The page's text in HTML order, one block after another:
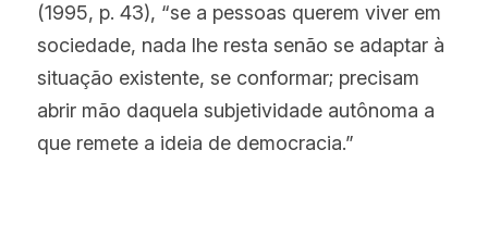
(1995, p. 43), “se a pessoas querem viver em
sociedade, nada lhe resta senão se adaptar à
situação existente, se conformar; precisam
abrir mão daquela subjetividade autônoma a
que remete a ideia de democracia.”